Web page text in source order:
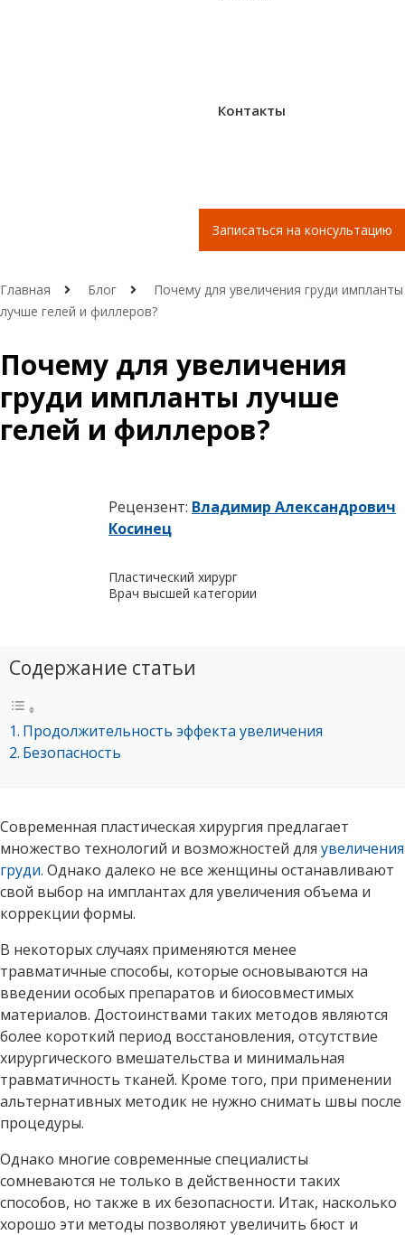
Контакты
Записаться на консультацию
Главная Блог
Почему для увеличения груди импланты
лучше гелей и филлеров?
Почему для увеличения
груди импланты лучше
гелей и филлеров?
Рецензент: Владимир Александрович
Косинец
Пластический хирург
Врач высшей категории
Содержание статьи
Продолжительность эффекта увеличения
Безопасность
Современная пластическая хирургия предлагает
множество технологий и возможностей для увеличения
груди. Однако далеко не все женщины останавливают
свой выбор на имплантах для увеличения объема и
коррекции формы.
В некоторых случаях применяются менее
травматичные способы, которые основываются на
введении особых препаратов и биосовместимых
материалов. Достоинствами таких методов являются
более короткий период восстановления, отсутствие
хирургического вмешательства и минимальная
травматичность тканей. Кроме того, при применении
альтернативных методик не нужно снимать швы после
процедуры.
Однако многие современные специалисты
сомневаются не только в действенности таких
способов, но также в их безопасности. Итак, насколько
хорошо эти методы позволяют увеличить бюст и